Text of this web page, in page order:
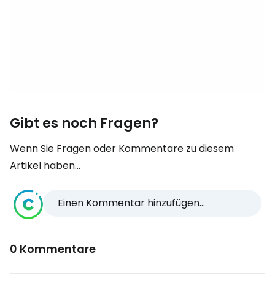
Gibt es noch Fragen?
Wenn Sie Fragen oder Kommentare zu diesem
Artikel haben...
Einen Kommentar hinzufügen...
0 Kommentare